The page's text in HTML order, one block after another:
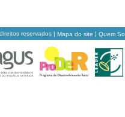
reservados | Mapa do site | Quem